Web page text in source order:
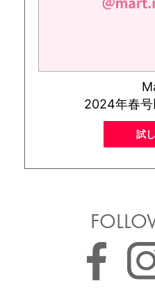
2024年春号
試